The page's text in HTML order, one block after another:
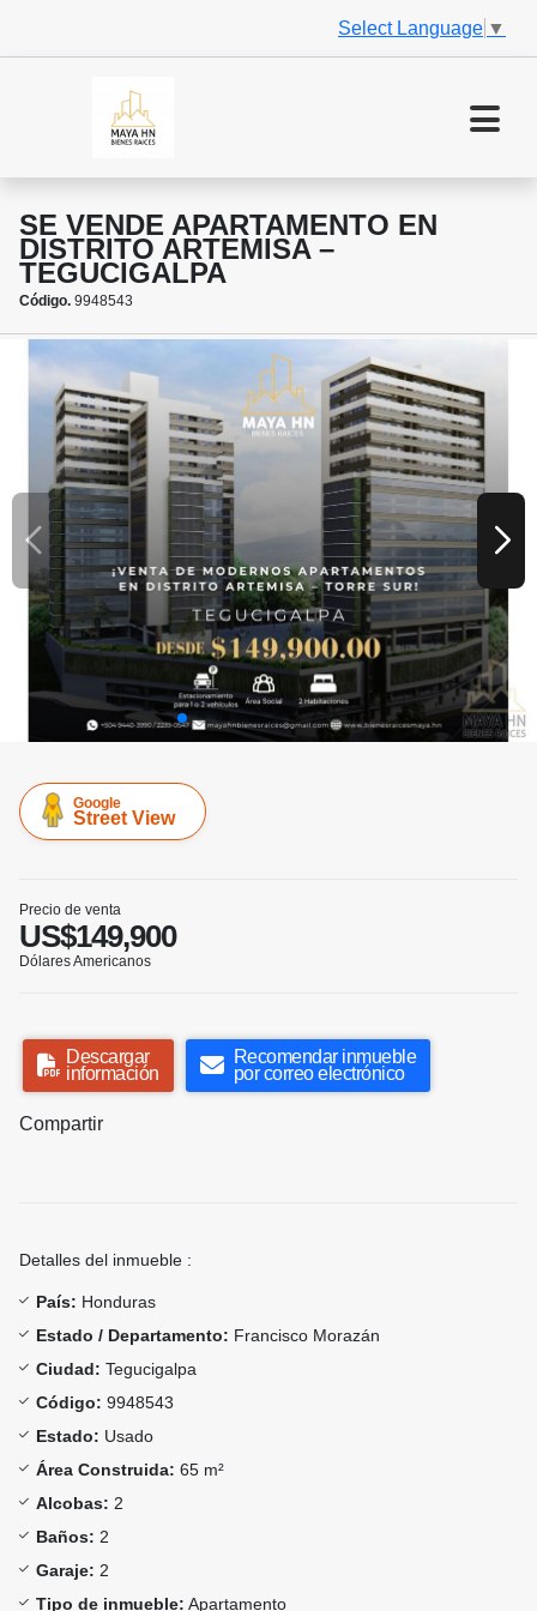
Select Language ▼
SE VENDE APARTAMENTO EN
DISTRITO ARTEMISA –
TEGUCIGALPA
Código. 9948543
Google
Street View
Precio de venta
US$149,900
Dólares Americanos
Descargar
información
Recomendar inmueble
por correo electrónico
Compartir
Detalles del inmueble :
País: Honduras
Estado / Departamento: Francisco Morazán
Ciudad: Tegucigalpa
Código: 9948543
Estado: Usado
Área Construida: 65 m²
Alcobas: 2
Baños: 2
Garaje: 2
Tipo de inmueble: Apartamento